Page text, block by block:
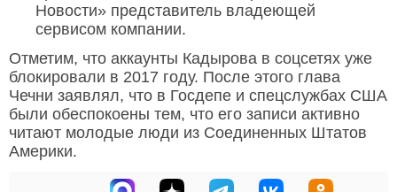
Новости» представитель владеющей
сервисом компании.
Отметим, что аккаунты Кадырова в соцсетях уже
блокировали в 2017 году. После этого глава
Чечни заявлял, что в Госдепе и спецслужбах США
были обеспокоены тем, что его записи активно
читают молодые люди из Соединенных Штатов
Америки.